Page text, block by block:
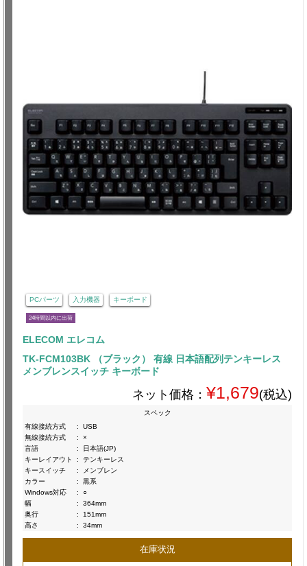
PCパーツ 入力機器 キーボード
24時間以内に出荷
ELECOM エレコム
TK-FCM103BK （ブラック） 有線 日本語配列テンキーレス
メンブレンスイッチ キーボード
ネット価格： ¥1,679(税込)
スペック
有線接続方式
:
USB
無線接続方式
:
×
言語
:
日本語(JP)
キーレイアウト
:
テンキーレス
キースイッチ
:
メンブレン
カラー
:
黒系
Windows対応
:
○
幅
:
364mm
奥行
:
151mm
高さ
: 34mm
在庫状況